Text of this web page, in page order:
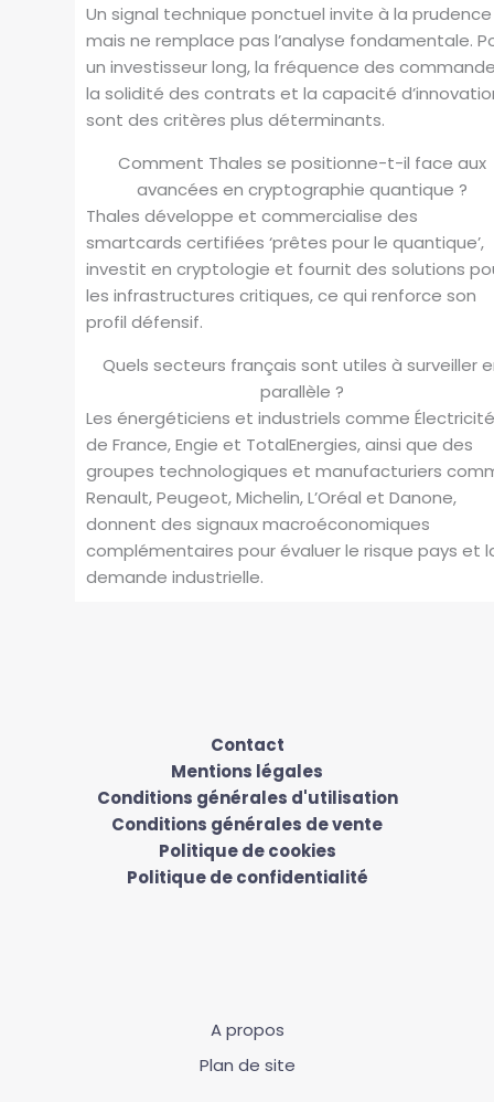
Un signal technique ponctuel invite à la prudence
mais ne remplace pas l’analyse fondamentale.
un investisseur long, la fréquence des
la solidité des contrats et la capacité
sont des critères plus déterminants.
Comment Thales se positionne-t-il face aux
avancées en cryptographie quantique ?
Thales développe et commercialise des
smartcards certifiées ‘prêtes pour le quantique’,
investit en cryptologie et fournit des solutions
les infrastructures critiques, ce qui renforce son
profil défensif.
Quels secteurs français sont utiles à surveiller
parallèle ?
Les énergéticiens et industriels comme
de France, Engie et TotalEnergies, ainsi que des
groupes technologiques et manufacturiers
Renault, Peugeot, Michelin, L’Oréal et Danone,
donnent des signaux macroéconomiques
complémentaires pour évaluer le risque pays et
demande industrielle.
Contact
Mentions légales
Conditions générales d'utilisation
Conditions générales de vente
Politique de cookies
Politique de confidentialité
A propos
Plan de site